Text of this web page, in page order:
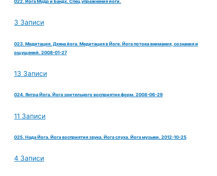
022. Йога Мудр и Бандх. Спец упражнения йоги.
3 Записи
023. Медитация. Дхяна йога. Медитация в Йоге. Йога потока внимания, сознания и
ощущений. 2008-01-27
13 Записи
024. Янтра Йога. Йога зрительного восприятия форм. 2008-06-29
11 Записи
025. Нада Йога. Йога восприятия звука. Йога слуха. Йога музыки. 2012-10-25
4 Записи